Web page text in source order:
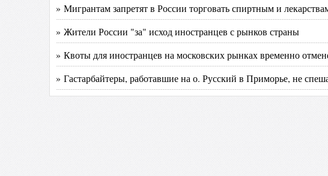
» Мигрантам запретят в России торговать спиртным и
» Жители России "за" исход иностранцев с рынков страны
» Квоты для иностранцев на московских рынках временно
» Гастарбайтеры, работавшие на о. Русский в Приморье, не